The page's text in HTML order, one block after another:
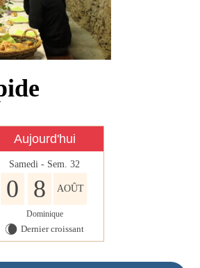
Infos – Format
Aujourd'hui
Samedi - Sem. 32
0 8 AOÛT
Dominique
W Dernier croissant